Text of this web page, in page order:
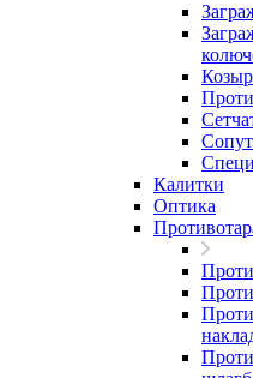
Калитки
Оптика